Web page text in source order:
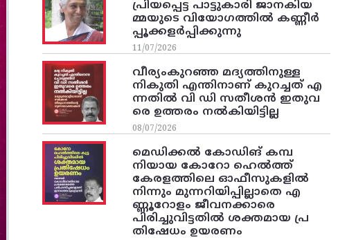
പ്രിയപ്പെട്ട പാട്ടുകാരി ജാനകിയ
മ്മയുടെ വിയോഗത്തിൽ കണ്ണീർ
പ്പൂക്കളർപ്പിക്കുന്നു
11/07/2026
വീര്യംകുറഞ്ഞ മദ്യത്തിനുള്ള
നികുതി എന്തിനാണ് കുറച്ചത് എ
ന്നതിൽ വി ഡി സതീശൻ ഇതുവ
രെ ഉത്തരം നൽകിയിട്ടില്ല
08/07/2026
മെഡിക്കൽ കോഡിങ് കമ്പ
നിയായ കോറോ ഹെൽത്ത്
കേരളത്തിലെ ഓഫീസുകളിൽ
നിന്നും മുന്നറിയിപ്പില്ലാതെ എ
ണ്ണൂറോളം ജീവനക്കാരെ
പിരിച്ചുവിട്ടതിൽ‌ ശക്തമായ പ്ര
തിഷേധം ഉയരണം